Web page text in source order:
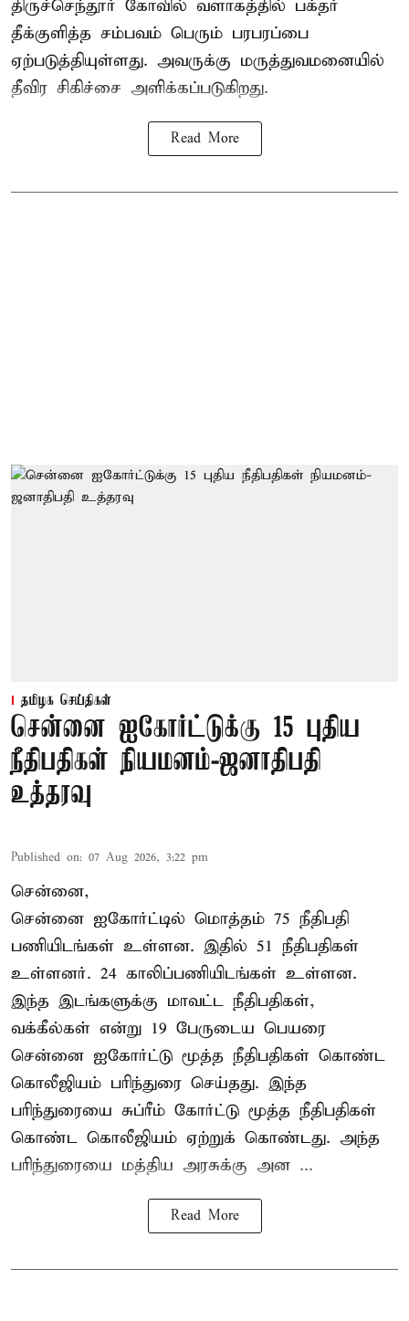
திருச்செந்தூர் கோவில் வளாகத்தில் பக்தர்
தீக்குளித்த சம்பவம் பெரும் பரபரப்பை
ஏற்படுத்தியுள்ளது. அவருக்கு மருத்துவமனையில்
தீவிர சிகிச்சை அளிக்கப்படுகிறது.
Read More
தமிழக செய்திகள்
சென்னை ஐகோர்ட்டுக்கு 15 புதிய
நீதிபதிகள் நியமனம்-ஜனாதிபதி
உத்தரவு
Published on: 07 Aug 2026, 3:22 pm
சென்னை,
சென்னை ஐகோர்ட்டில் மொத்தம் 75 நீதிபதி
பணியிடங்கள் உள்ளன. இதில் 51 நீதிபதிகள்
உள்ளனர். 24 காலிப்பணியிடங்கள் உள்ளன.
இந்த இடங்களுக்கு மாவட்ட நீதிபதிகள்,
வக்கீல்கள் என்று 19 பேருடைய பெயரை
சென்னை ஐகோர்ட்டு மூத்த நீதிபதிகள் கொண்ட
கொலீஜியம் பரிந்துரை செய்தது. இந்த
பரிந்துரையை சுப்ரீம் கோர்ட்டு மூத்த நீதிபதிகள்
கொண்ட கொலீஜியம் ஏற்றுக் கொண்டது. அந்த
பரிந்துரையை மத்திய அரசுக்கு அன ...
Read More